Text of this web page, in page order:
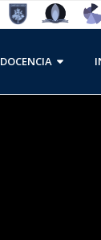
DOCENCIA